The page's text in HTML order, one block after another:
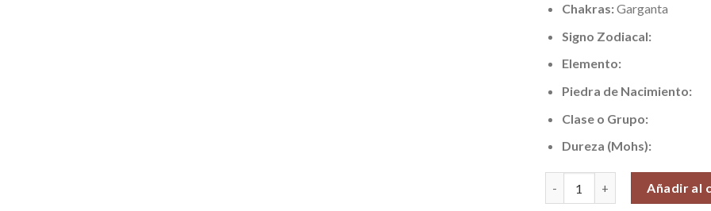
Chakras:Garganta
Signo Zodiacal:
Elemento:
Piedra de Nacimiento:
Clase o Grupo:
Dureza (Mohs):
Añadir al